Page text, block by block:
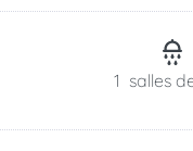
1 salles